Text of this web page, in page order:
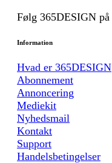
Følg 365DESIGN på
Information
Hvad er 365DESIGN
Abonnement
Annoncering
Mediekit
Nyhedsmail
Kontakt
Support
Handelsbetingelser